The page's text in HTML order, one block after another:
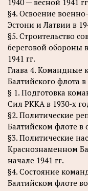
§4. Освоение
Эстони и Латвии в
§5. Строительство
береговой обороны
1941 гг.
Глава 4. Командные
Балтийского флота в
§ 1. Подготовка
Сил РККА в 1930-х
§2. Политические
Балтийском флоте в
§3. Политические
Краснознаменном
начале 1941 гг.
§4. Состояние
Балтийском флоте